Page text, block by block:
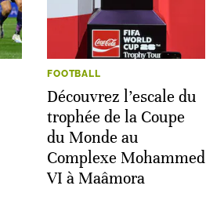
FOOTBALL
Découvrez l’escale du
trophée de la Coupe
du Monde au
Complexe Mohammed
VI à Maâmora